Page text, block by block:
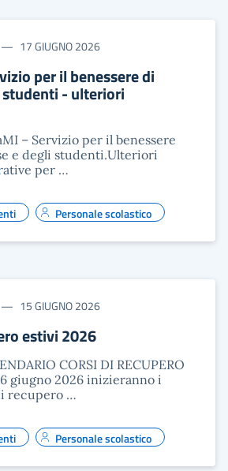
17 GIUGNO 2026
per il benessere di
- ulteriori
– Servizio per il benessere
e degli studenti.Ulteriori
per …
Personale scolastico
15 GIUGNO 2026
estivi 2026
CORSI DI RECUPERO
giugno 2026 inizieranno i
recupero …
Personale scolastico